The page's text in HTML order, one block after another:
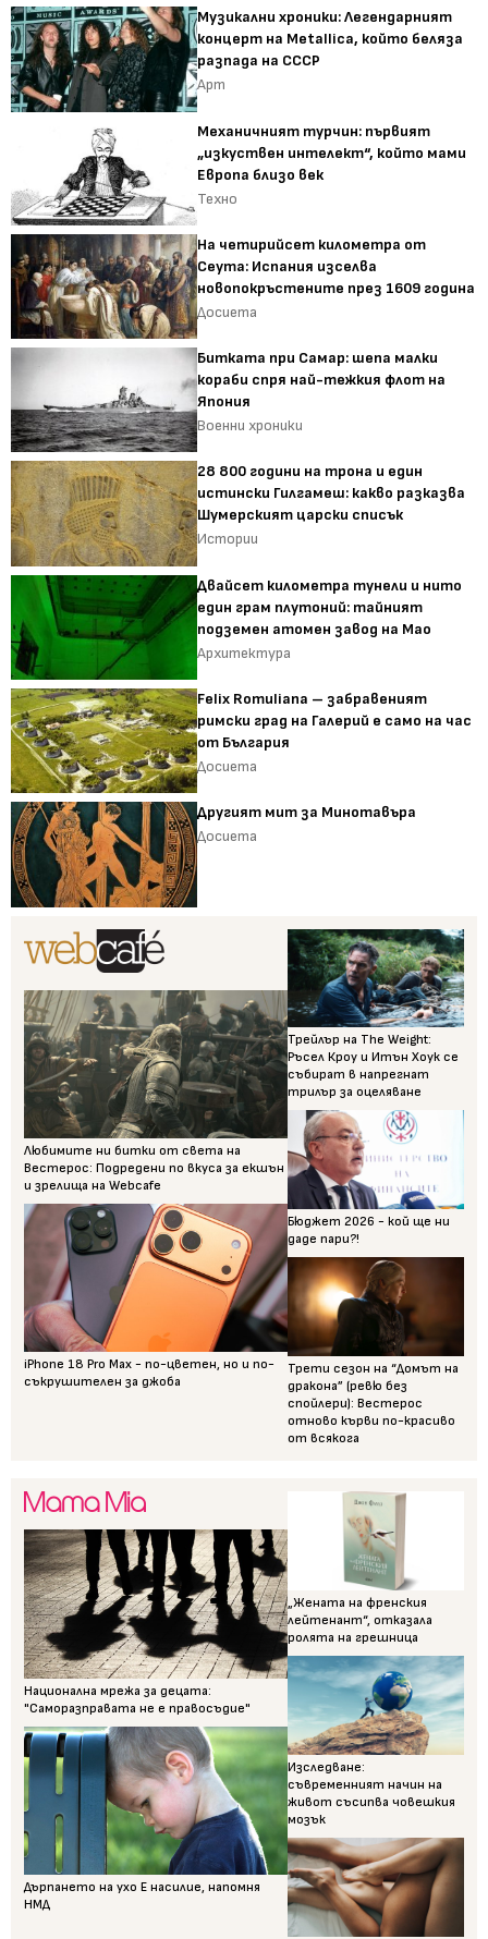
Музикални хроники: Легендарният
концерт на Metallica, който беляза
разпада на СССР
Арт
Механичният турчин: първият
„изкуствен интелект“, който мами
Европа близо век
Техно
На четирийсет километра от
Сеута: Испания изселва
новопокръстените през 1609 година
Досиета
Битката при Самар: шепа малки
кораби спря най-тежкия флот на
Япония
Военни хроники
28 800 години на трона и един
истински Гилгамеш: какво разказва
Шумерският царски списък
Истории
Двайсет километра тунели и нито
един грам плутоний: тайният
подземен атомен завод на Мао
Архитектура
Felix Romuliana – забравеният
римски град на Галерий е само на час
от България
Досиета
Другият мит за Минотавъра
Досиета
Любимите ни битки от света на
Вестерос: Подредени по вкуса за екшън
и зрелища на Webcafe
iPhone 18 Pro Max - по-цветен, но и по-
съкрушителен за джоба
Трейлър на The Weight:
Ръсел Кроу и Итън Хоук се
събират в напрегнат
трилър за оцеляване
Бюджет 2026 - кой ще ни
даде пари?!
Трети сезон на “Домът на
дракона” (ревю без
спойлери): Вестерос
отново кърви по-красиво
от всякога
Национална мрежа за децата:
"Саморазправата не е правосъдие"
Дърпането на ухо Е насилие, напомня
НМД
„Жената на френския
лейтенант“, отказала
ролята на грешница
Изследване:
съвременният начин на
живот съсипва човешкия
мозък